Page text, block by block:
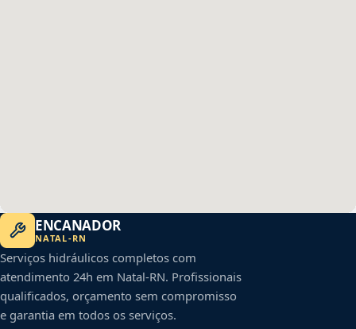
ENCANADOR
NATAL-RN
Serviços hidráulicos completos com
atendimento 24h em Natal-RN. Profissionais
qualificados, orçamento sem compromisso
e garantia em todos os serviços.